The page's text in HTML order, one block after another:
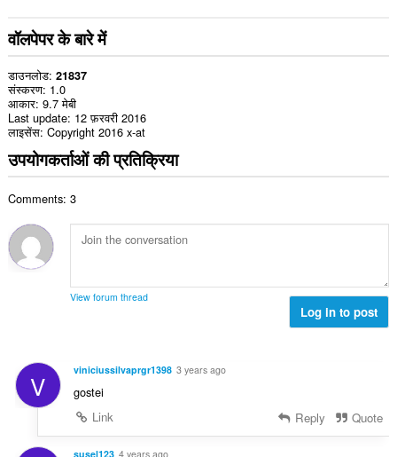
वॉलपेपर के बारे में
डाउनलोड 21837
संस्करण 1.0
आकार 9.7 मेबी
Last update 12 फ़रवरी 2016
लाइसेंस Copyright 2016 x-at
उपयोगकर्ताओं की प्रतिक्रिया
Comments: 3
View forum thread
Log in to post
V viniciussilvaprgr1398 3 years ago
gostei
Link
Reply Quote
susel123 4 years ago